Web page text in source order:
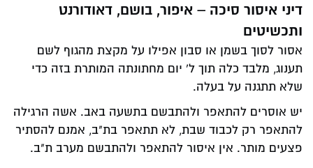
דיני איסור סיכה – איפור, בושם, דאודורנט
ותכשיטים
אסור לסוך בשמן או סבון אפילו על מקצת מהגוף לשם
תענוג, מלבד כלה תוך ל' יום מחתונתה המותרת בזה כדי
שלא תתגנה על בעלה.
יש אוסרים להתאפר ולהתבשם בתשעה באב. אשה הרגילה
להתאפר רק לכבוד שבת, לא תתאפר בת"ב, אמנם להסתיר
פצעים מותר. אין איסור להתאפר ולהתבשם מערב ת"ב.